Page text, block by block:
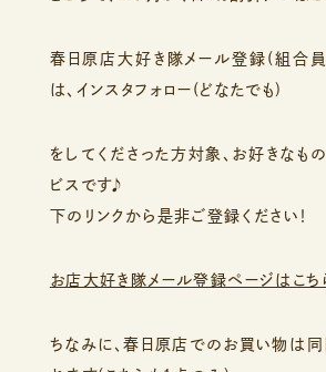
春日原店大好き隊メール登録(組合員
は、インスタフォロー(どなたでも)
をしてくださった方対象、お好きなも
ビスです♪
下のリンクから是非ご登録ください！
お店大好き隊メール登録ページはこち
ちなみに、春日原店でのお買い物は同